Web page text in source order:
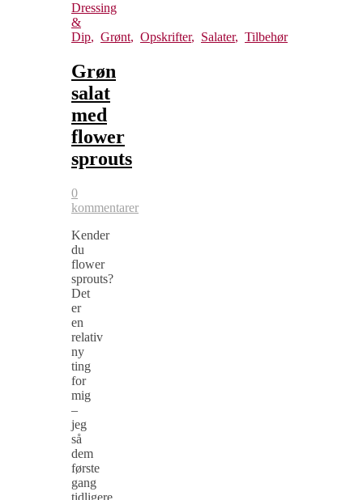
Dressing
&
Dip, Grønt, Opskrifter, Salater, Tilbehør
Grøn
salat
med
flower
sprouts
0
kommentarer
Kender
du
flower
sprouts?
Det
er
en
relativ
ny
ting
for
mig
–
jeg
så
dem
første
gang
tidligere